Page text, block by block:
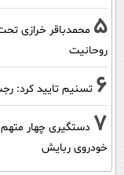
5 محمدباقر خرازی
روحانیت
6 تسنیم تایید کرد:
7 دستگیری چهار
خودروی ربایش